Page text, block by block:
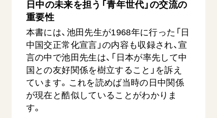
日中の未来を担う「青年世代」の交流の
重要性
本書には、池田先生が1968年に行った「日
中国交正常化宣言」の内容も収録され、宣
言の中で池田先生は、「日本が率先して中
国との友好関係を樹立すること」を訴え
ています。これを読めば当時の日中関係
が現在と酷似していることがわかりま
す。